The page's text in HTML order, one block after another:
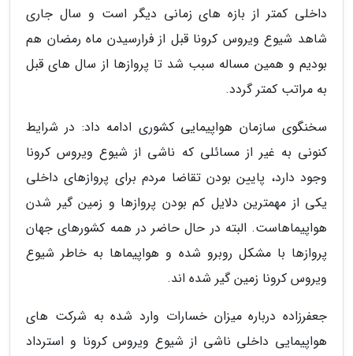
داخلی کمتر از بازه های زمانی دیگر است و سال جاری
شاهد شیوع ویروس کرونا قبل از فرارسیدن ماه رمضان هم
بودیم و همین مساله سبب شد تا پروازها از سال های قبل
به مراتب کمتر گردد.
سخنگوی سازمان هواپیمایی کشوری ادامه داد: در شرایط
کنونی به غیر از مسائلی که ناشی از شیوع ویروس کرونا
وجود دارد، پایین بودن تقاضا مردم برای پروازهای داخلی
یکی از مهمترین دلایل کم بودن پروازها و زمین گیر شدن
هواپیماهاست. البته در حال حاضر در همه کشورهای جهان
پروازها با مشکل روبرو شده و هواپیماها به خاطر شیوع
ویروس کرونا زمین گیر شده اند.
جعفرزاده درباره میزان خسارات وارد شده به شرکت های
هواپیمایی داخلی ناشی از شیوع ویروس کرونا و استرداد